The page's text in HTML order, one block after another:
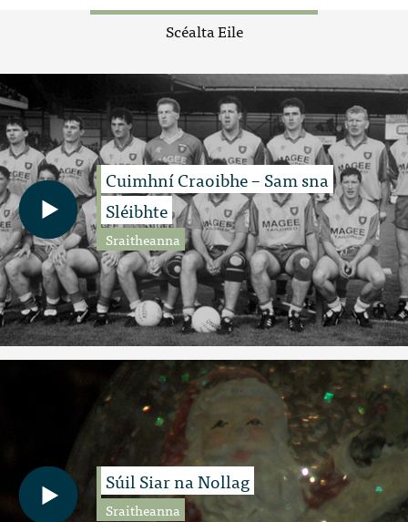
Scéalta Eile
Cuimhní Craoibhe – Sam sna
Sléibhte
Sraitheanna
Súil Siar na Nollag
Sraitheanna